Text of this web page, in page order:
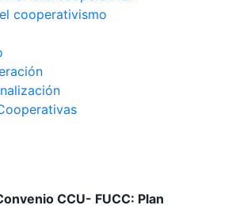
cooperativismo
CCU- FUCC: Plan